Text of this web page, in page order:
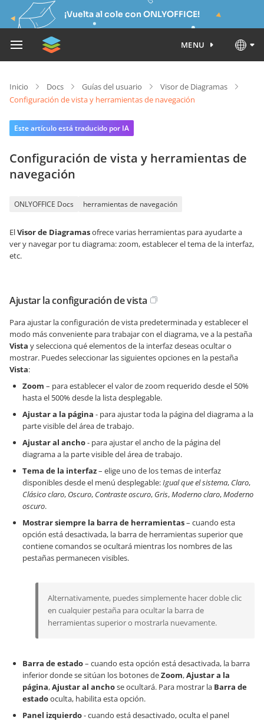
¡Vuelta al cole con ONLYOFFICE!
MENU
Inicio Docs Guías del usuario
Visor de Diagramas
Configuración de vista y herramientas de navegación
Este artículo está traducido por IA
Configuración de vista y herramientas de
navegación
ONLYOFFICE Docs herramientas de navegación
ElVisor de Diagramasofrece varias herramientas para ayudarte a
ver y navegar por tu diagrama: zoom, establecer el tema de la interfaz,
etc.
Ajustar la configuración de vista
Para ajustar la configuración de vista predeterminada y establecer el
modo más conveniente para trabajar con el diagrama, ve a la pestaña
Vista y selecciona qué elementos de la interfaz deseas ocultar o
mostrar. Puedes seleccionar las siguientes opciones en la pestaña
Vista:
Zoom – para establecer el valor de zoom requerido desde el 50%
hasta el 500% desde la lista desplegable.
Ajustar a la página - para ajustar toda la página del diagrama a la
parte visible del área de trabajo.
Ajustar al ancho- para ajustar el ancho de la página del
diagrama a la parte visible del área de trabajo.
Tema de la interfaz– elige uno de los temas de interfaz
disponibles desde el menú desplegable:Igual que el sistema, Claro,
Clásico claro, Oscuro, Contraste oscuro, Gris,Moderno claro,Moderno
oscuro.
Mostrar siempre la barra de herramientas– cuando esta
opción está desactivada, la barra de herramientas superior que
contiene comandos se ocultará mientras los nombres de las
pestañas permanecen visibles.
Alternativamente, puedes simplemente hacer doble clic
en cualquier pestaña para ocultar la barra de
herramientas superior o mostrarla nuevamente.
Barra de estado– cuando esta opción está desactivada, la barra
inferior donde se sitúan los botones deZoom,Ajustar a la
página,Ajustar al anchose ocultará. Para mostrar la Barra de
estadooculta, habilita esta opción.
Panel izquierdo- cuando está desactivado, oculta el panel